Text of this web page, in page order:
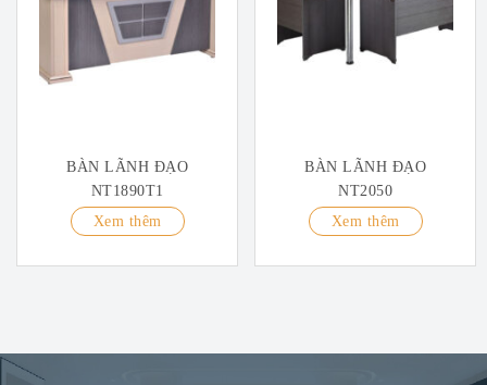
BÀN LÃNH ĐẠO
NT1890T1
Xem thêm
BÀN LÃNH ĐẠO
NT2050
Xem thêm